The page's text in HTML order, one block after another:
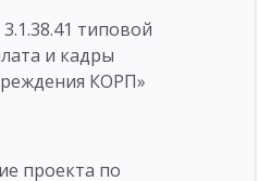
типовой
и кадры
КОРП»
проекта по